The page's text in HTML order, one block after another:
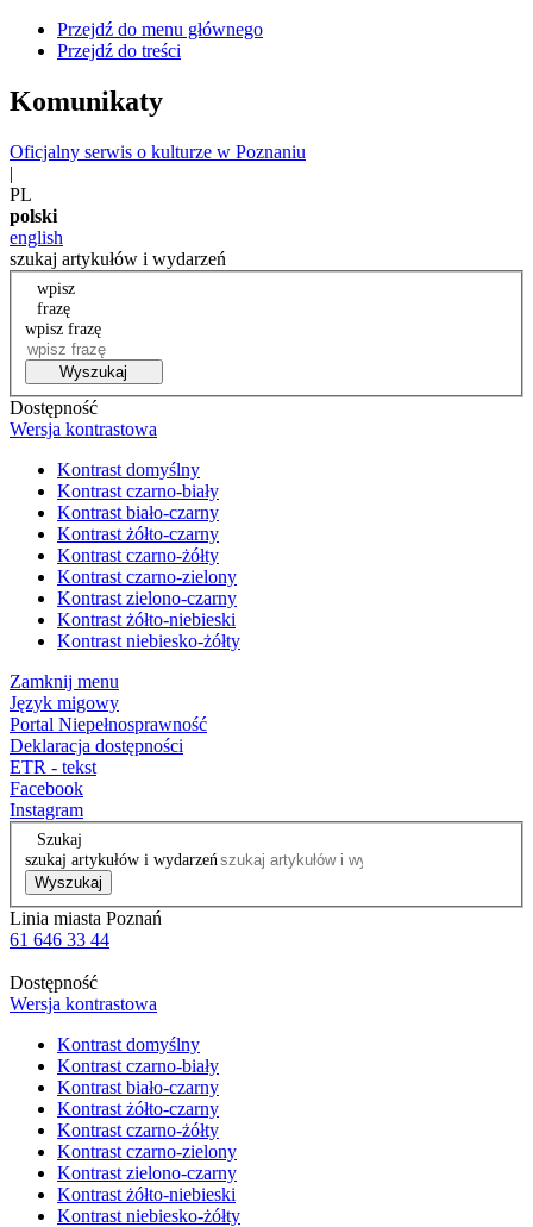
Przejdź do menu głównego
Przejdź do treści
Komunikaty
Oficjalny serwis o kulturze w Poznaniu
|
PL
polski
english
szukaj artykułów i wydarzeń
wpisz
frazę
wpisz frazę
Wyszukaj
Dostępność
Wersja kontrastowa
Kontrast domyślny
Kontrast czarno-biały
Kontrast biało-czarny
Kontrast żółto-czarny
Kontrast czarno-żółty
Kontrast czarno-zielony
Kontrast zielono-czarny
Kontrast żółto-niebieski
Kontrast niebiesko-żółty
Zamknij menu
Język migowy
Portal Niepełnosprawność
Deklaracja dostępności
ETR - tekst
Facebook
Instagram
Szukaj
szukaj artykułów i wydarzeń
Wyszukaj
Linia miasta Poznań
61 646 33 44
Dostępność
Wersja kontrastowa
Kontrast domyślny
Kontrast czarno-biały
Kontrast biało-czarny
Kontrast żółto-czarny
Kontrast czarno-żółty
Kontrast czarno-zielony
Kontrast zielono-czarny
Kontrast żółto-niebieski
Kontrast niebiesko-żółty